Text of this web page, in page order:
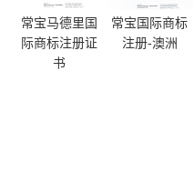
常宝马德里国
际商标注册证
书
常宝国际商标
注册-澳洲